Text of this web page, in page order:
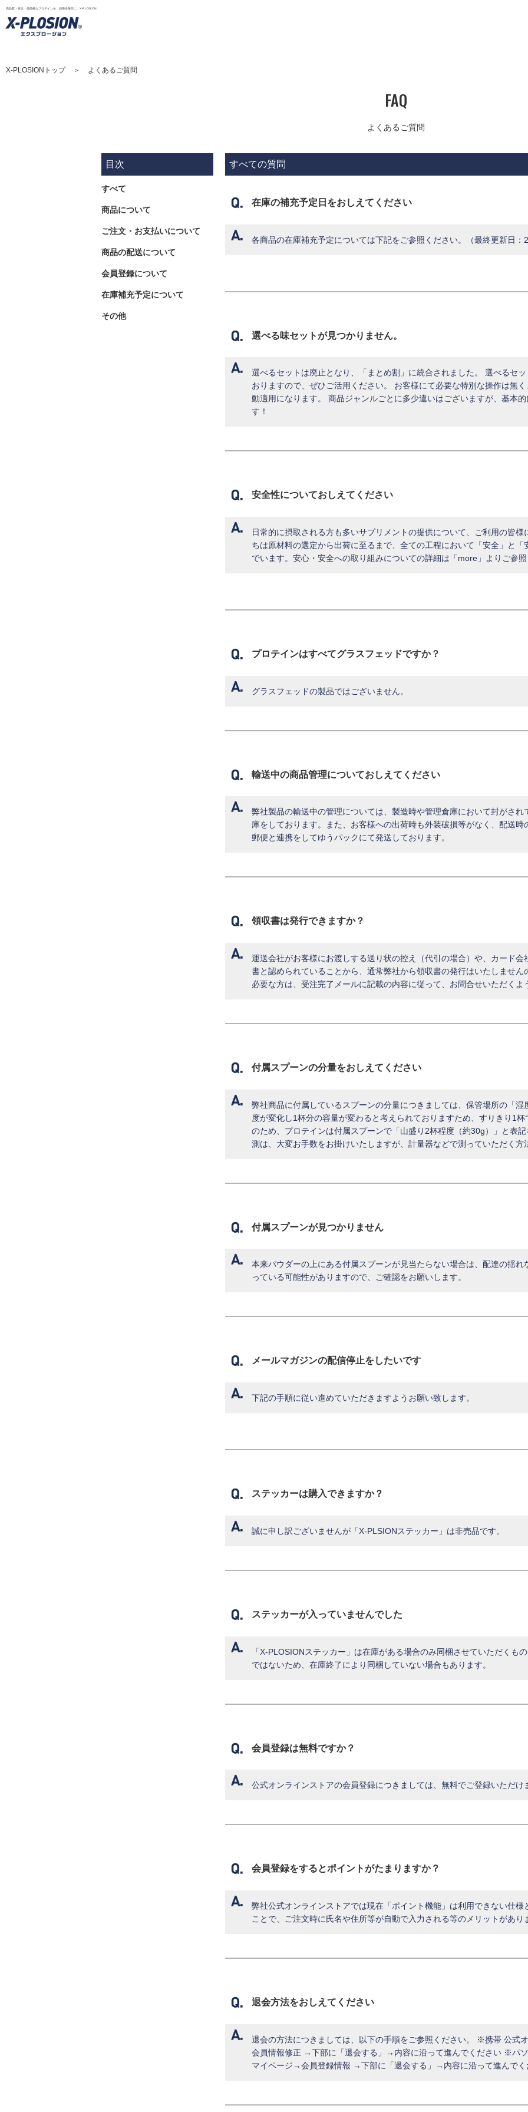
X-PLOSIONトップ よくあるご質問
FAQ
よくあるご質問
目次
すべて
商品について
ご注文・お支払いについて
商品の配送について
会員登録について
在庫補充予定について
その他
すべての質問
在庫の補充予定日をおしえてください
各商品の在庫補充予定については下記をご参照ください。（最終更新日：
選べる味セットが見つかりません。
選べるセットは廃止となり、「まとめ割」に統合されました。 選べるセ
おりますので、ぜひご活用ください。 お客様にて必要な特別な操作は無
動適用になります。 商品ジャンルごとに多少違いはございますが、基本
す！
安全性についておしえてください
日常的に摂取される方も多いサプリメントの提供について、ご利用の皆
ちは原材料の選定から出荷に至るまで、全ての工程において「安全」と
でいます。安心・安全への取り組みについての詳細は「more」よりご参
プロテインはすべてグラスフェッドですか？
グラスフェッドの製品ではございません。
輸送中の商品管理についておしえてください
弊社製品の輸送中の管理については、製造時や管理倉庫において封がさ
庫をしております。また、お客様への出荷時も外装破損等がなく、配送
郵便と連携をしてゆうパックにて発送しております。
領収書は発行できますか？
運送会社がお客様にお渡しする送り状の控え（代引の場合）や、カード
書と認められていることから、通常弊社から領収書の発行はいたしませ
必要な方は、受注完了メールに記載の内容に従って、お問合せいただくよ
付属スプーンの分量をおしえてください
弊社商品に付属しているスプーンの分量につきましては、保管場所の「
度が変化し1杯分の容量が変わると考えられておりますため、すりきり1
のため、プロテインは付属スプーンで「山盛り2杯程度（約30g）」と表
測は、大変お手数をお掛けいたしますが、計量器などで測っていただく方
付属スプーンが見つかりません
本来パウダーの上にある付属スプーンが見当たらない場合は、配達の揺
っている可能性がありますので、ご確認をお願いします。
メールマガジンの配信停止をしたいです
下記の手順に従い進めていただきますようお願い致します。
ステッカーは購入できますか？
誠に申し訳ございませんが「X-PLSIONステッカー」は非売品です。
ステッカーが入っていませんでした
「X-PLOSIONステッカー」は在庫がある場合のみ同梱させていただくも
ではないため、在庫終了により同梱していない場合もあります。
会員登録は無料ですか？
公式オンラインストアの会員登録につきましては、無料でご登録いただけ
会員登録をするとポイントがたまりますか？
弊社公式オンラインストアでは現在「ポイント機能」は利用できない仕
ことで、ご注文時に氏名や住所等が自動で入力される等のメリットがあり
退会方法をおしえてください
退会の方法につきましては、以下の手順をご参照ください。 ※携帯 公
会員情報修正 →下部に「退会する」→内容に沿って進んでください ※パ
マイページ→会員登録情報 →下部に「退会する」→内容に沿って進んでく
高品質・安全・低価格なプロテインを、頑張る毎日に！X-PLOSION